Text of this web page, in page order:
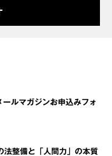
ルマガジンお申込みフォ
法整備と「人間力」の本質